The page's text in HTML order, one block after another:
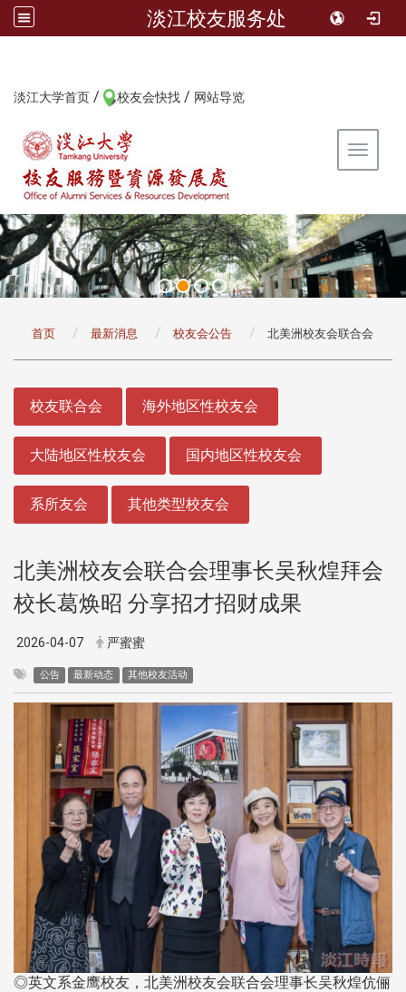
淡江校友服务处
淡江大学首页 / 校友会快找 / 网站导览
Toggle
首页 最新消息 校友会公告 北美洲校友会联合会
校友联合会 海外地区性校友会
大陆地区性校友会 国内地区性校友会
系所友会 其他类型校友会
北美洲校友会联合会理事长吴秋煌拜会
校长葛焕昭 分享招才招财成果
2026-04-07 严蜜蜜
公告 最新动态 其他校友活动
◎英文系金鹰校友，北美洲校友会联合会理事长吴秋煌伉俪